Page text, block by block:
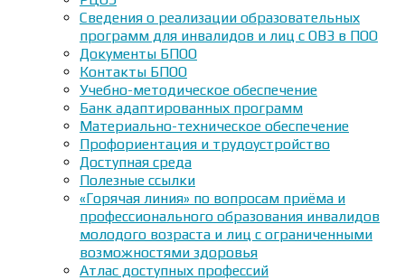
Сведения о реализации образовательных
программ для инвалидов и лиц с ОВЗ в ПОО
Документы БПОО
Контакты БПОО
Учебно-методическое обеспечение
Банк адаптированных программ
Материально-техническое обеспечение
Профориентация и трудоустройство
Доступная среда
Полезные ссылки
«Горячая линия» по вопросам приёма и
профессионального образования инвалидов
молодого возраста и лиц с ограниченными
возможностями здоровья
Атлас доступных профессий